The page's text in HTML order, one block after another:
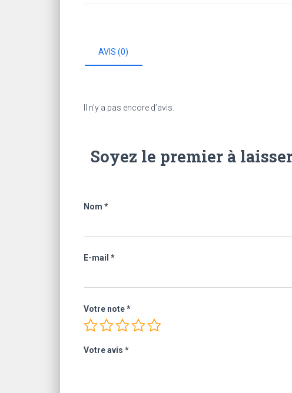
AVIS (0)
Il n’y a pas encore d’avis.
Soyez le premier à
Nom *
E-mail *
Votre note*
Votre avis *